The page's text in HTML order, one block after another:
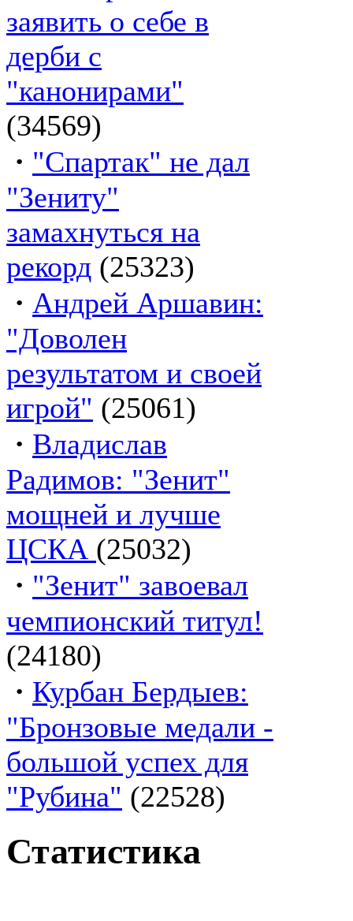
заявить о себе в
дерби с
"канонирами"
(34569)
· "Спартак" не дал
"Зениту"
замахнуться на
рекорд (25323)
· Андрей Аршавин:
"Доволен
результатом и своей
игрой" (25061)
· Владислав
Радимов: "Зенит"
мощней и лучше
ЦСКА (25032)
· "Зенит" завоевал
чемпионский титул!
(24180)
· Курбан Бердыев:
"Бронзовые медали -
большой успех для
"Рубина" (22528)
Статистика